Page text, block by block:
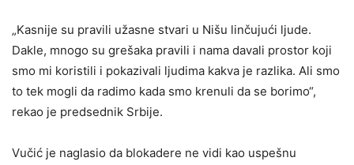
„Kasnije su pravili užasne stvari u Nišu linčujući ljude.
Dakle, mnogo su grešaka pravili i nama davali prostor koji
smo mi koristili i pokazivali ljudima kakva je razlika. Ali smo
to tek mogli da radimo kada smo krenuli da se borimo“,
rekao je predsednik Srbije.
Vučić je naglasio da blokadere ne vidi kao uspešnu